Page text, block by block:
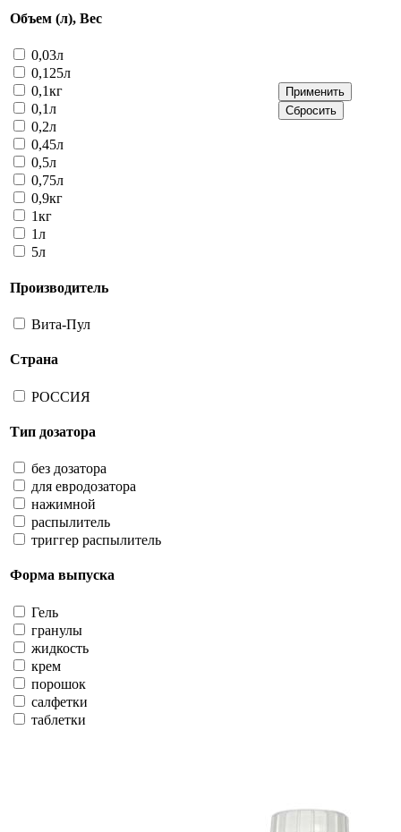
Объем (л), Вес
0,03л
0,125л
0,1кг
0,1л
0,2л
0,45л
0,5л
0,75л
0,9кг
1кг
1л
5л
Производитель
Вита-Пул
Страна
РОССИЯ
Тип дозатора
без дозатора
для евродозатора
нажимной
распылитель
триггер распылитель
Форма выпуска
Гель
гранулы
жидкость
крем
порошок
салфетки
таблетки